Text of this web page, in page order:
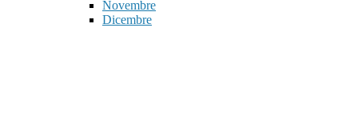
Novembre
Dicembre